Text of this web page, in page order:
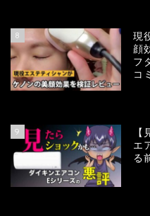
8
現
顔
フ
コ
9
エ
る